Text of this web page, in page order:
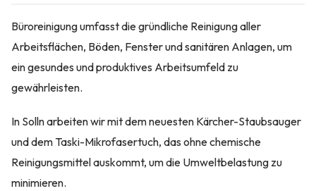
Büroreinigung umfasst die gründliche Reinigung aller
Arbeitsflächen, Böden, Fenster und sanitären Anlagen, um
ein gesundes und produktives Arbeitsumfeld zu
gewährleisten.
In Solln arbeiten wir mit dem neuesten Kärcher-Staubsauger
und dem Taski-Mikrofasertuch, das ohne chemische
Reinigungsmittel auskommt, um die Umweltbelastung zu
minimieren.